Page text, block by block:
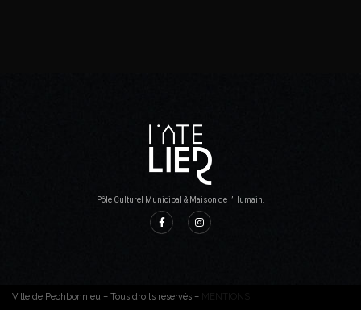
Pôle Culturel Municipal & Maison de l’Humain.
Ville de Pechbonnieu – Tous droits réservés – MENTIONS